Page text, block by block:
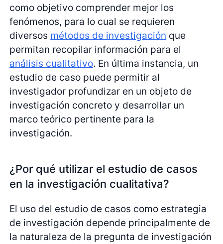
como objetivo comprender mejor los
fenómenos, para lo cual se requieren
diversos métodos de investigación que
permitan recopilar información para el
análisis cualitativo. En última instancia, un
estudio de caso puede permitir al
investigador profundizar en un objeto de
investigación concreto y desarrollar un
marco teórico pertinente para la
investigación.
¿Por qué utilizar el estudio de casos
en la investigación cualitativa?
El uso del estudio de casos como estrategia
de investigación depende principalmente de
la naturaleza de la pregunta de investigación